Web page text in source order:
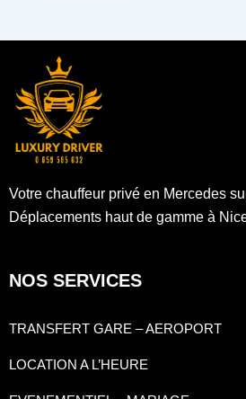
Votre chauffeur privé en Mercedes
Déplacements haut de gamme à
NOS SERVICES
TRANSFERT GARE – AEROPORT
LOCATION A L’HEURE